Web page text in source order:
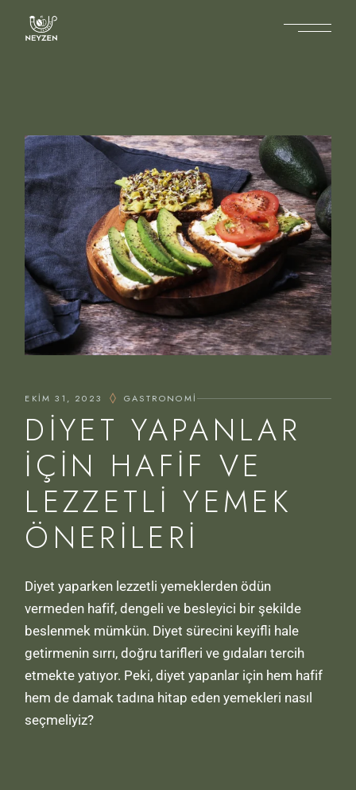
EKIM 31, 2023 GASTRONOMI
DIYET YAPANLAR
İÇIN HAFIF VE
LEZZETLI YEMEK
ÖNERILERI
Diyet yaparken lezzetli yemeklerden ödün
vermeden hafif, dengeli ve besleyici bir şekilde
beslenmek mümkün. Diyet sürecini keyifli hale
getirmenin sırrı, doğru tarifleri ve gıdaları tercih
etmekte yatıyor. Peki, diyet yapanlar için hem hafif
hem de damak tadına hitap eden yemekleri nasıl
seçmeliyiz?